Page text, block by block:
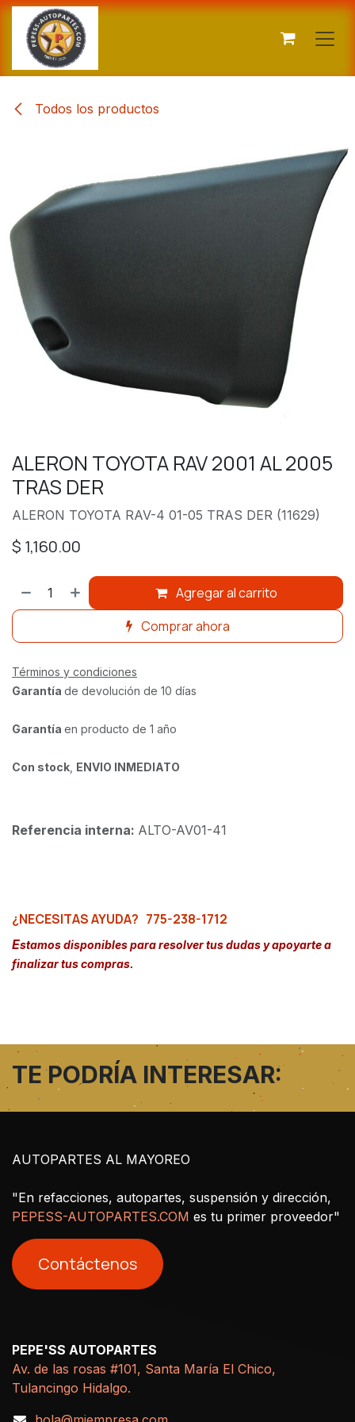
Ir al contenido
Todos los productos
ALERON TOYOTA RAV 2001 AL 2005
TRAS DER
ALERON TOYOTA RAV-4 01-05 TRAS DER (11629)
$ 1,160.00
Agregar al carrito
Comprar ahora
Términos y condiciones
Garantía de devolución de 10 días
Garantía en producto de 1 año
Con stock ENVIO INMEDIATO
Referencia interna: ALTO-AV01-41
¿NECESITAS AYUDA? 775-238-1712
Estamos disponibles para resolver tus dudas y apoyarte a
finalizar tus compras.
TE PODRÍA INTERESAR:
AUTOPARTES AL MAYOREO
"En refacciones, autopartes, suspensión y dirección,
PEPESS-AUTOPARTES.COM es tu primer proveedor"
Contáctenos
PEPE'SS AUTOPARTES
Av. de las rosas #101, Santa María El Chico,
Tulancingo Hidalgo.